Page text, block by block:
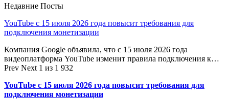
Недавние Посты
YouTube с 15 июля 2026 года повысит требования для
подключения монетизации
Компания Google объявила, что с 15 июля 2026 года
видеоплатформа YouTube изменит правила подключения к…
Prev Next 1 из 1 932
YouTube с 15 июля 2026 года повысит требования для
подключения монетизации